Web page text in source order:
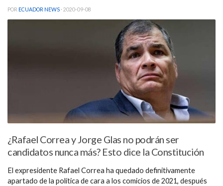
POR ECUADOR NEWS · 2020-09-08
¿Rafael Correa y Jorge Glas no podrán ser
candidatos nunca más? Esto dice la Constitución
El expresidente Rafael Correa ha quedado definitivamente
apartado de la política de cara a los comicios de 2021, después